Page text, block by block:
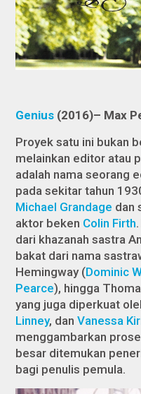
Genius (2016)– Max
Proyek satu ini bukan
melainkan editor atau
adalah nama seorang
pada sekitar tahun
Michael Grandage dan
aktor beken Colin Firth
dari khazanah sastra
bakat dari nama
Hemingway (Dominic
Pearce), hingga
yang juga diperkuat
Linney, danVanessa
menggambarkan
besar ditemukan
bagi penulis pemula.